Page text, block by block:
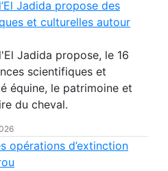
Jadida propose des
et culturelles autour
Jadida propose, le 16
scientifiques et
équine, le patrimoine et
du cheval.
opérations d’extinction